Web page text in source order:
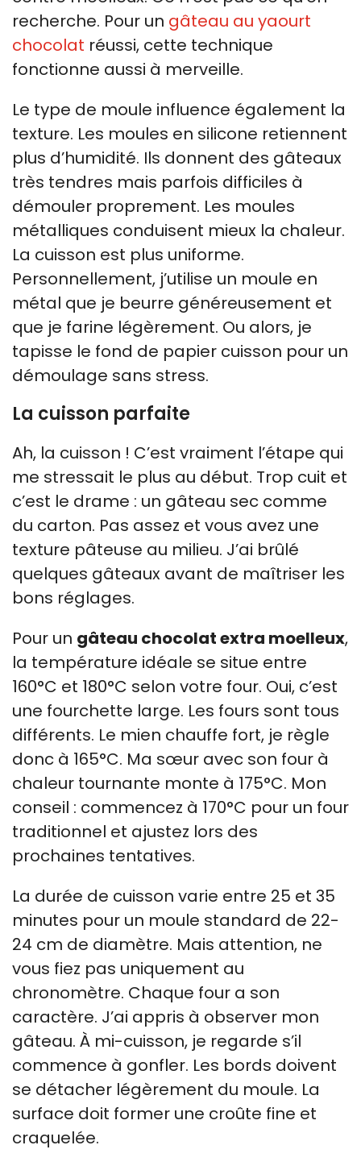
recherche. Pour un gâteau au yaourt
chocolat réussi, cette technique
fonctionne aussi à merveille.
Le type de moule influence également la
texture. Les moules en silicone retiennent
plus d’humidité. Ils donnent des gâteaux
très tendres mais parfois difficiles à
démouler proprement. Les moules
métalliques conduisent mieux la chaleur.
La cuisson est plus uniforme.
Personnellement, j’utilise un moule en
métal que je beurre généreusement et
que je farine légèrement. Ou alors, je
tapisse le fond de papier cuisson pour un
démoulage sans stress.
La cuisson parfaite
Ah, la cuisson ! C’est vraiment l’étape qui
me stressait le plus au début. Trop cuit et
c’est le drame : un gâteau sec comme
du carton. Pas assez et vous avez une
texture pâteuse au milieu. J’ai brûlé
quelques gâteaux avant de maîtriser les
bons réglages.
Pour un gâteau chocolat extra moelleux,
la température idéale se situe entre
160°C et 180°C selon votre four. Oui, c’est
une fourchette large. Les fours sont tous
différents. Le mien chauffe fort, je règle
donc à 165°C. Ma sœur avec son four à
chaleur tournante monte à 175°C. Mon
conseil : commencez à 170°C pour un four
traditionnel et ajustez lors des
prochaines tentatives.
La durée de cuisson varie entre 25 et 35
minutes pour un moule standard de 22-
24 cm de diamètre. Mais attention, ne
vous fiez pas uniquement au
chronomètre. Chaque four a son
caractère. J’ai appris à observer mon
gâteau. À mi-cuisson, je regarde s’il
commence à gonfler. Les bords doivent
se détacher légèrement du moule. La
surface doit former une croûte fine et
craquelée.